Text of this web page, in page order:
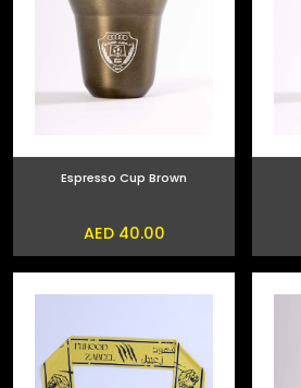
Espresso Cup Brown
AED 40.00